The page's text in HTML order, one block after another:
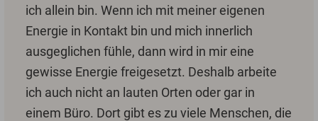
ich allein bin. Wenn ich mit meiner eigenen
Energie in Kontakt bin und mich innerlich
ausgeglichen fühle, dann wird in mir eine
gewisse Energie freigesetzt. Deshalb arbeite
ich auch nicht an lauten Orten oder gar in
einem Büro. Dort gibt es zu viele Menschen, die